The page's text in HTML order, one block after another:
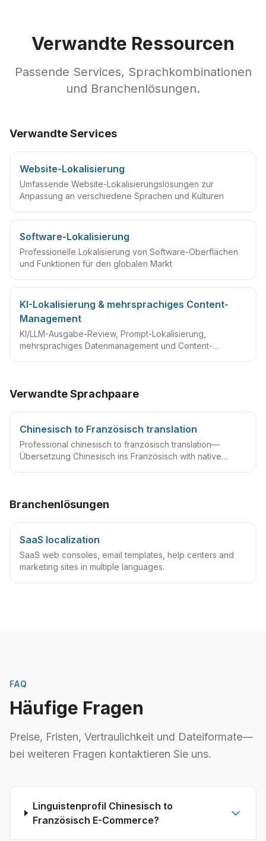
Verwandte Ressourcen
Passende Services, Sprachkombinationen
und Branchenlösungen.
Verwandte Services
Website-Lokalisierung
Umfassende Website-Lokalisierungslösungen zur
Anpassung an verschiedene Sprachen und Kulturen
Software-Lokalisierung
Professionelle Lokalisierung von Software-Oberflächen
und Funktionen für den globalen Markt
KI-Lokalisierung & mehrsprachiges Content-
Management
KI/LLM-Ausgabe-Review, Prompt-Lokalisierung,
mehrsprachiges Datenmanagement und Content-
Verwandte Sprachpaare
Chinesisch to Französisch translation
Professional chinesisch to französisch translation—
Übersetzung Chinesisch ins Französisch with native
Branchenlösungen
SaaS localization
SaaS web consoles, email templates, help centers and
marketing sites in multiple languages.
FAQ
Häufige Fragen
Preise, Fristen, Vertraulichkeit und Dateiformate—
bei weiteren Fragen kontaktieren Sie uns.
Linguistenprofil Chinesisch to
Französisch E-Commerce?